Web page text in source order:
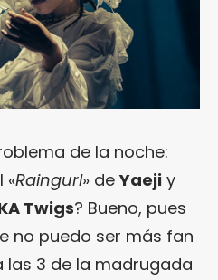
de la noche:
«Raingurl» deYaeji y
Twigs? Bueno, pues
no puedo ser más fan
las 3 de la madrugada
web está inactiva,
que la aventura
.